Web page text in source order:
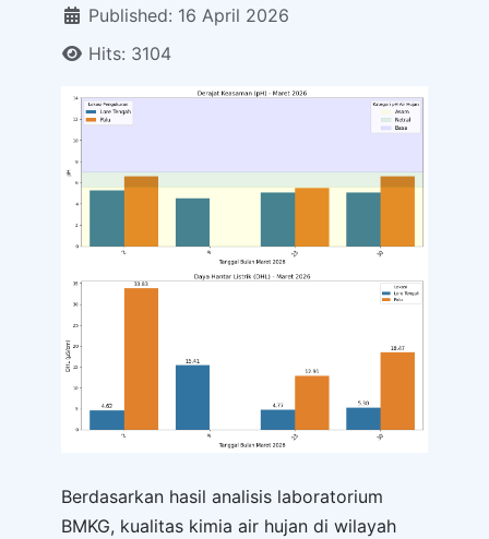
DetailsPublished: 16 April 2026
Hits: 3104
Berdasarkan hasil analisis laboratorium
BMKG, kualitas kimia air hujan di wilayah